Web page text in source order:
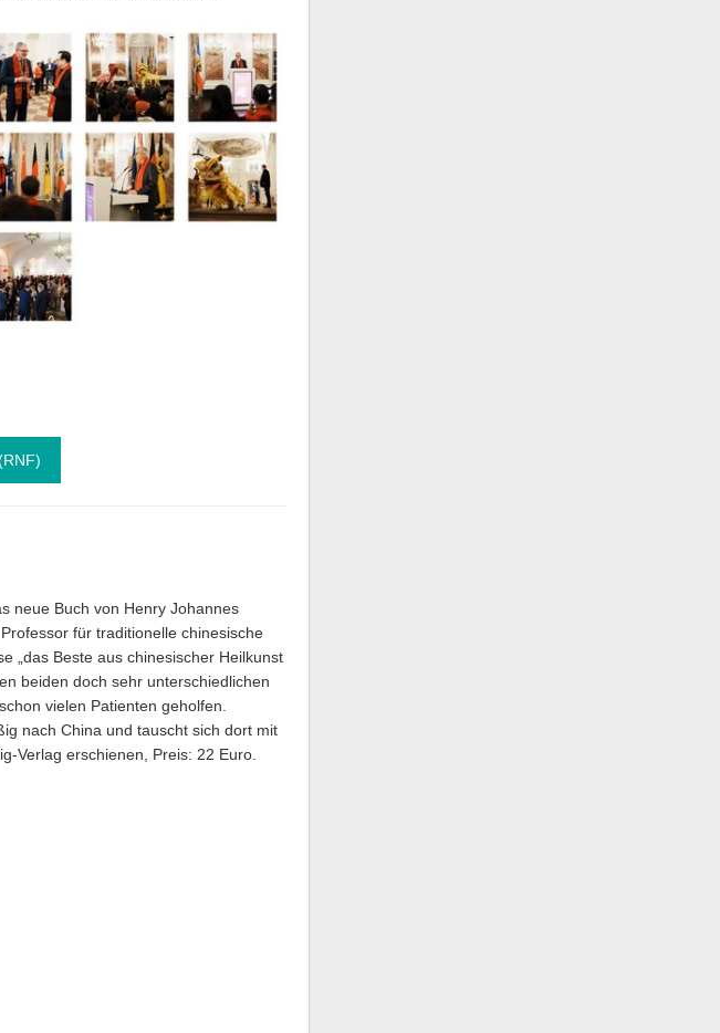
neue Buch von Henry Johannes
für traditionelle chinesische
„das Beste aus chinesischer Heilkunst
beiden doch sehr unterschiedlichen
vielen Patienten geholfen.
nach China und tauscht sich dort mit
Verlag erschienen, Preis: 22 Euro.